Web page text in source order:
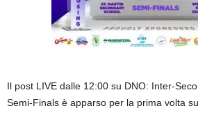
Il post LIVE dalle 12:00 su DNO: Inter-
Semi-Finals è apparso per la prima volta